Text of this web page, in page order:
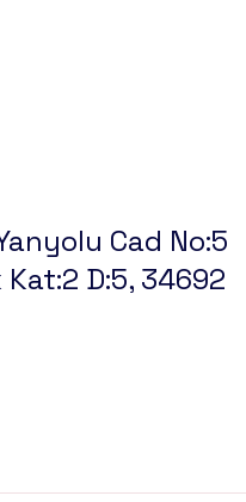
Cad No:5
D:5, 34692